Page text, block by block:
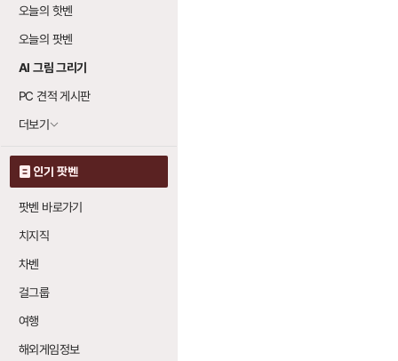
오늘의 핫벤
오늘의 팟벤
AI 그림 그리기
PC 견적 게시판
더보기
인기 팟벤
팟벤 바로가기
치지직
차벤
걸그룹
여행
해외게임정보